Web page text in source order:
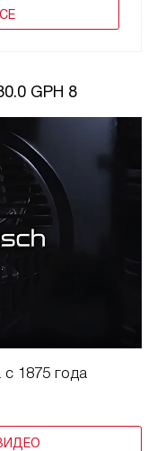
GPH 8
1875 года